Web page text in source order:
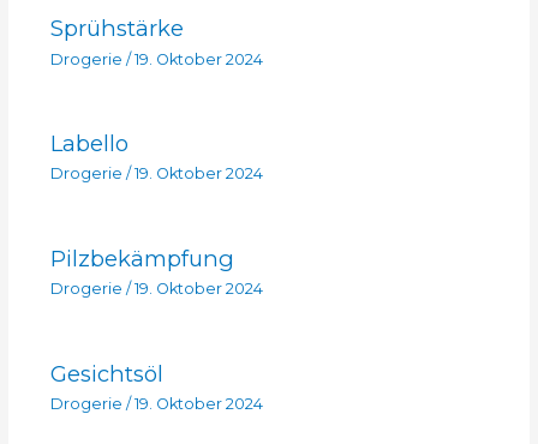
Sprühstärke
Drogerie /19. Oktober 2024
Labello
Drogerie / 19. Oktober 2024
Pilzbekämpfung
Drogerie / 19. Oktober 2024
Gesichtsöl
Drogerie / 19. Oktober 2024